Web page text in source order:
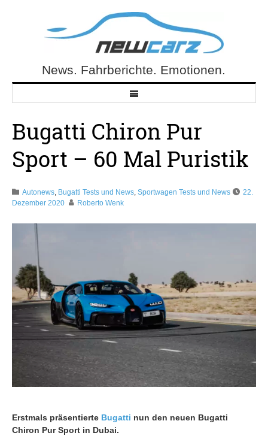
NewCarz.deNews. Fahrberichte. Emotionen.
Bugatti Chiron Pur
Sport – 60 Mal Puristik
Autonews, Bugatti Tests und News, Sportwagen Tests und News
22.
Dezember 2020
Roberto Wenk
Erstmals präsentierte Bugatti nun den neuen Bugatti
Chiron Pur Sport in Dubai.